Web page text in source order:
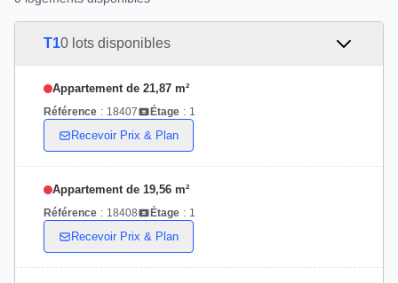
T10 lots disponibles
Appartement de 21,87 m²
Référence : 18407 Étage : 1
Recevoir Prix & Plan
Appartement de 19,56 m²
Référence : 18408 Étage : 1
Recevoir Prix & Plan